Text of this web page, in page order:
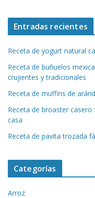
Entradas recientes
Receta de yogurt natural
Receta de buñuelos
crujientes y tradicionales
Receta de muffins de
Receta de broaster
casa
Receta de pavita trozada
Categorías
Arroz